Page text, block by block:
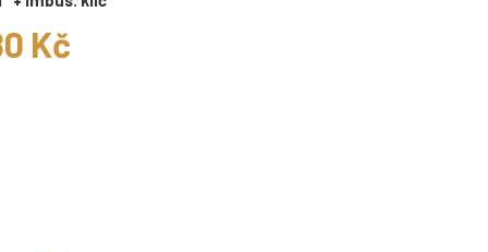
Kč